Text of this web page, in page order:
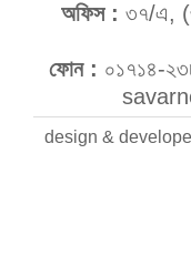
অফিস : ৩৭/এ,
ফোন : ০১৭১৪-
design &